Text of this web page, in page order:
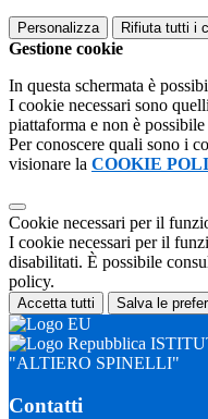
Personalizza Rifiuta tutti i
Gestione cookie
In questa schermata è
I cookie necessari sono
piattaforma e non è
Per conoscere quali sono i
visionare la COOKIE
Cookie necessari per il
I cookie necessari per il
disabilitati. È possibile
policy.
Accetta tutti Salva le
"ALTIERO SPINELLI"
Contatti